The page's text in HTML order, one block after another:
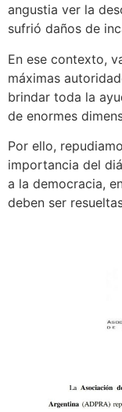
angustia ver la
sufrió daños de
En ese contexto,
máximas
brindar toda la
de enormes
Por ello,
importancia del
a la democracia,
deben ser